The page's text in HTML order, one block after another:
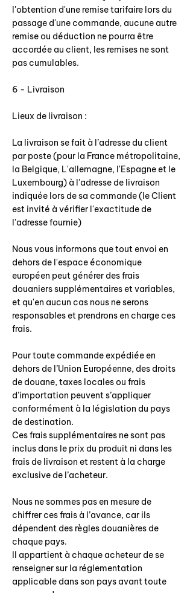
l'obtention d'une remise tarifaire lors du
passage d'une commande, aucune autre
remise ou déduction ne pourra être
accordée au client, les remises ne sont
pas cumulables.
6 - Livraison
Lieux de livraison :
La livraison se fait à l’adresse du client
par poste (pour la France métropolitaine,
la Belgique, L'allemagne, l'Espagne et le
Luxembourg) à l'adresse de livraison
indiquée lors de sa commande (le Client
est invité à vérifier l'exactitude de
l'adresse fournie)
Nous vous informons que tout envoi en
dehors de l'espace économique
européen peut générer des frais
douaniers supplémentaires et variables,
et qu'en aucun cas nous ne serons
responsables et prendrons en charge ces
frais.
Pour toute commande expédiée en
dehors de l’Union Européenne, des droits
de douane, taxes locales ou frais
d’importation peuvent s’appliquer
conformément à la législation du pays
de destination.
Ces frais supplémentaires ne sont pas
inclus dans le prix du produit ni dans les
frais de livraison et restent à la charge
exclusive de l’acheteur.
Nous ne sommes pas en mesure de
chiffrer ces frais à l’avance, car ils
dépendent des règles douanières de
chaque pays.
Il appartient à chaque acheteur de se
renseigner sur la réglementation
applicable dans son pays avant toute